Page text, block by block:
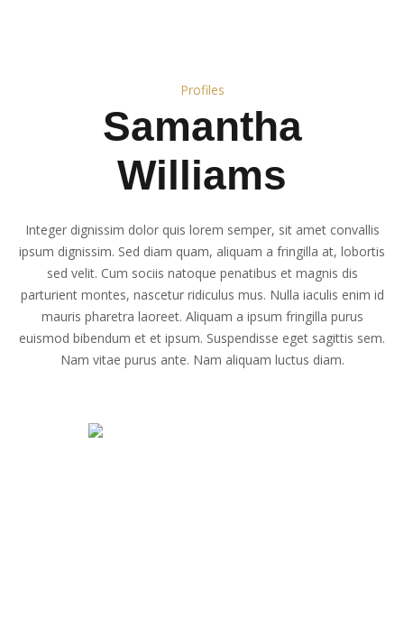
Profiles
Samantha
Williams
Integer dignissim dolor quis lorem semper, sit amet convallis
ipsum dignissim. Sed diam quam, aliquam a fringilla at, lobortis
sed velit. Cum sociis natoque penatibus et magnis dis
parturient montes, nascetur ridiculus mus. Nulla iaculis enim id
mauris pharetra laoreet. Aliquam a ipsum fringilla purus
euismod bibendum et et ipsum. Suspendisse eget sagittis sem.
Nam vitae purus ante. Nam aliquam luctus diam.